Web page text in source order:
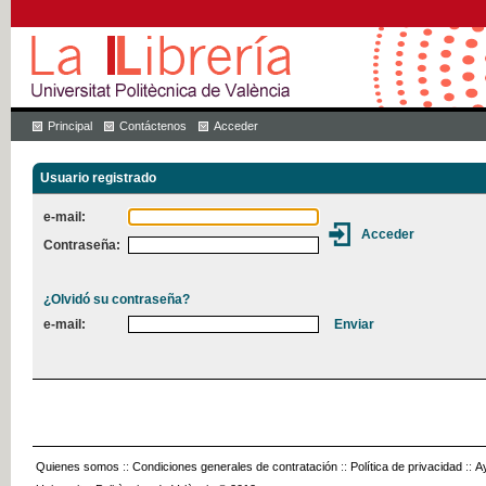
Principal Contáctenos Acceder
Usuario registrado
e-mail:
Contraseña:
¿Olvidó su contraseña?
e-mail:
Quienes somos :: Condiciones generales de contratación :: Política de privacidad ::